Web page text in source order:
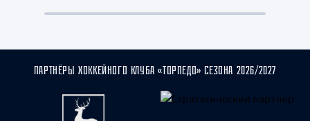
ПАРТНЁРЫ ХОККЕЙНОГО КЛУБА «ТОРПЕДО» СЕЗОНА 2026/2027